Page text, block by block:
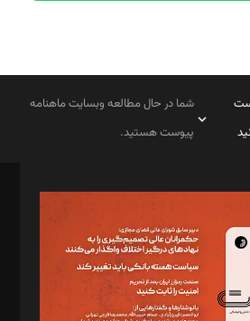
شما در حال مطالعه وبسایت ماهنامه
پیوست هستید.
رجبی